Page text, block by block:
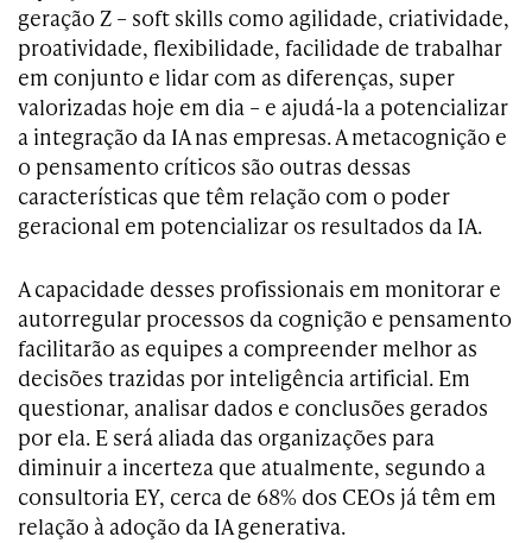
geração Z – soft skills como agilidade, criatividade,
proatividade, flexibilidade, facilidade de trabalhar
em conjunto e lidar com as diferenças, super
valorizadas hoje em dia – e ajudá-la a potencializar
a integração da IA nas empresas. A metacognição e
o pensamento críticos são outras dessas
características que têm relação com o poder
geracional em potencializar os resultados da IA.
A capacidade desses profissionais em monitorar e
autorregular processos da cognição e pensamento
facilitarão as equipes a compreender melhor as
decisões trazidas por inteligência artificial. Em
questionar, analisar dados e conclusões gerados
por ela. E será aliada das organizações para
diminuir a incerteza que atualmente, segundo a
consultoria EY, cerca de 68% dos CEOs já têm em
relação à adoção da IA generativa.